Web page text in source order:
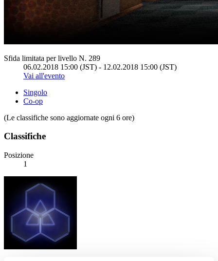
Sfida limitata per livello N. 289
06.02.2018 15:00 (JST) - 12.02.2018 15:00 (JST)
Vai all'evento
Singolo
Co-op
(Le classifiche sono aggiornate ogni 6 ore)
Classifiche
Posizione
1